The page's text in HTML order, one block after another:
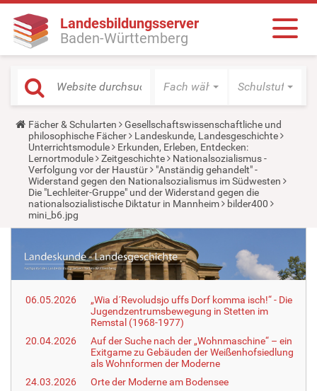
Landesbildungsserver
Baden-Württemberg
Fach wählen Schulstufe
Y
o
u
a
r
e
h
e
r
e
Fächer & Schularten
Gesellschaftswissenschaftliche und
philosophische Fächer
Landeskunde, Landesgeschichte
Unterrichtsmodule
Erkunden, Erleben, Entdecken:
Lernortmodule
Zeitgeschichte
Nationalsozialismus -
Verfolgung vor der Haustür
"Anständig gehandelt" -
Widerstand gegen den Nationalsozialismus im Südwesten
Die "Lechleiter-Gruppe" und der Widerstand gegen die
nationalsozialistische Diktatur in Mannheim
bilder400
mini_b6.jpg
06.05.2026
„Wia d´Revoludsjo uffs Dorf komma isch!“ - Die
Jugendzentrumsbewegung in Stetten im
Remstal (1968-1977)
20.04.2026
Auf der Suche nach der „Wohnmaschine“ – ein
Exitgame zu Gebäuden der Weißenhofsiedlung
als Wohnformen der Moderne
24.03.2026
Orte der Moderne am Bodensee